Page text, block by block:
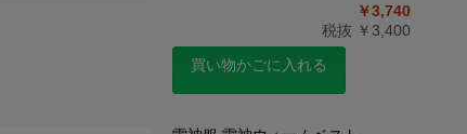
￥3,740
税抜 ￥3,400
買い物かごに入れる